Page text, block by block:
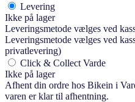
Levering
Ikke på lager
Leveringsmetode vælges ved
Leveringsmetode vælges ved
privatlevering)
Click & Collect Varde
Ikke på lager
Afhent din ordre hos Bikein i
varen er klar til afhentning.